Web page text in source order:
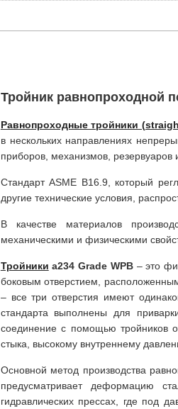
Тройник равнопроходной
Равнопроходные тройники
в нескольких направлениях
приборов, механизмов, резервуаров и
Стандарт ASME B16.9, который
другие технические условия,
В качестве материалов
механическими и физическими
Тройники а234 Grade WPB– это
боковым отверстием,
– все три отверстия имеют
стандарта выполнены для
соединение с помощью тройников
стыка, высокому внутреннему
Основной метод производства
предусматривает деформацию
гидравлических прессах, где под